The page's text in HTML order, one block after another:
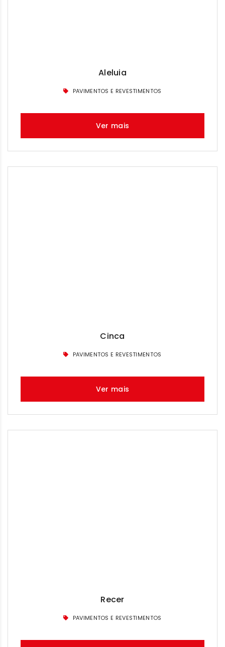
Aleluia
PAVIMENTOS E REVESTIMENTOS
Ver mais
Cinca
PAVIMENTOS E REVESTIMENTOS
Ver mais
Recer
PAVIMENTOS E REVESTIMENTOS